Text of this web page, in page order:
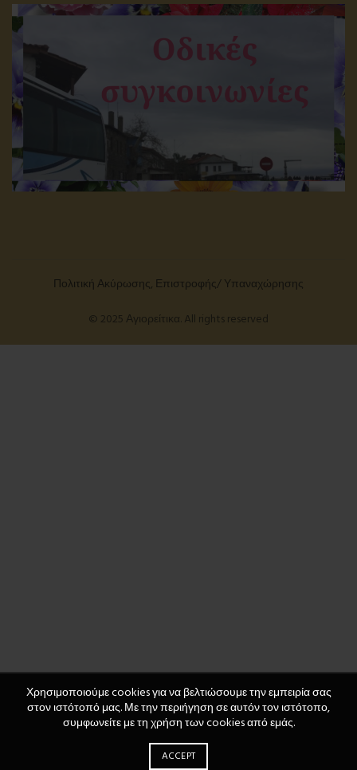
Πολιτική Ακύρωσης, Επιστροφής/ Υπαναχώρησης
© 2025 Αγιορείτικα. All rights reserved
Χρησιμοποιούμε cookies για να βελτιώσουμε την εμπειρία σας
στον ιστότοπό μας. Με την περιήγηση σε αυτόν τον ιστότοπο,
συμφωνείτε με τη χρήση των cookies από εμάς.
ACCEPT